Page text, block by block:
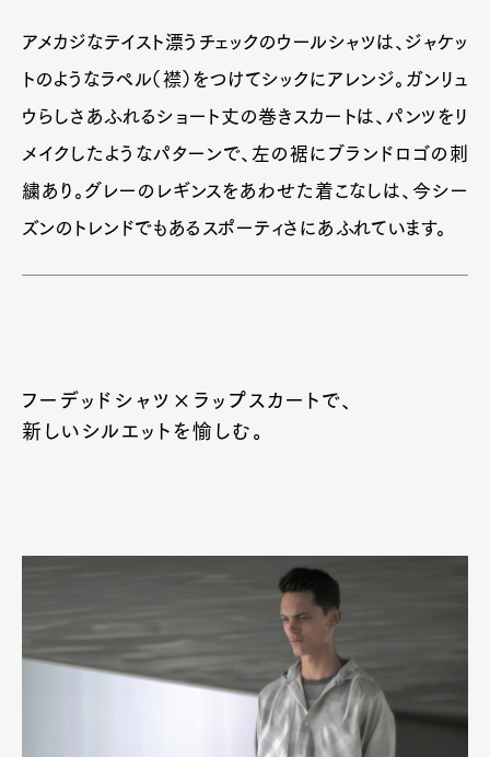
アメカジなテイスト漂うチェックのウールシャツは、ジャケッ
トのようなラペル（襟）をつけてシックにアレンジ。ガンリュ
ウらしさあふれるショート丈の巻きスカートは、パンツをリ
メイクしたようなパターンで、左の裾にブランドロゴの刺
繍あり。グレーのレギンスをあわせた着こなしは、今シー
ズンのトレンドでもあるスポーティさにあふれています。
フーデッドシャツ×ラップスカートで、
新しいシルエットを愉しむ。